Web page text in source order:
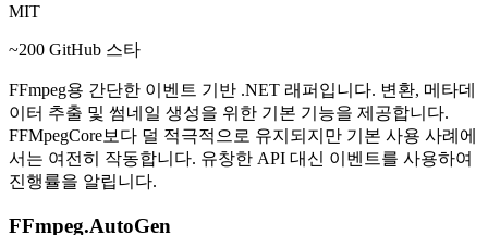
MIT
~200 GitHub 스타
FFmpeg용 간단한 이벤트 기반 .NET 래퍼입니다. 변환, 메타데
이터 추출 및 썸네일 생성을 위한 기본 기능을 제공합니다.
FFMpegCore보다 덜 적극적으로 유지되지만 기본 사용 사례에
서는 여전히 작동합니다. 유창한 API 대신 이벤트를 사용하여
진행률을 알립니다.
FFmpeg.AutoGen